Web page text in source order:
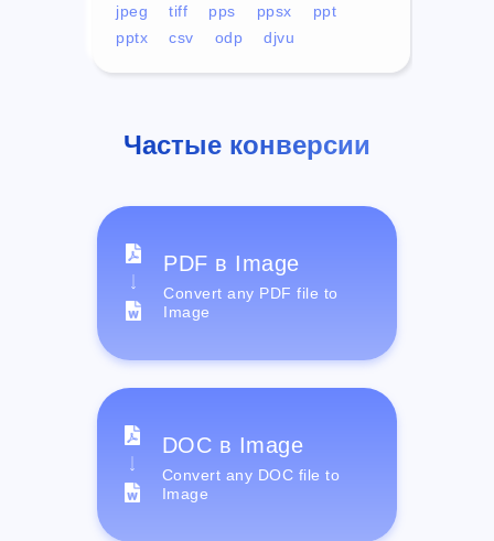
jpeg
tiff pps ppsx
ppt
pptx
csv odp djvu
Частые конверсии
PDF в Image
Convert any PDF file to
Image
DOC в Image
Convert any DOC file to
Image